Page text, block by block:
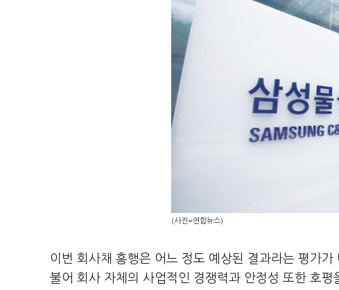
(사진=연합뉴스)
이번 회사채 흥행은 어느 정도 예상된 결과라는 평가
불어 회사 자체의 사업적인 경쟁력과 안정성 또한 호